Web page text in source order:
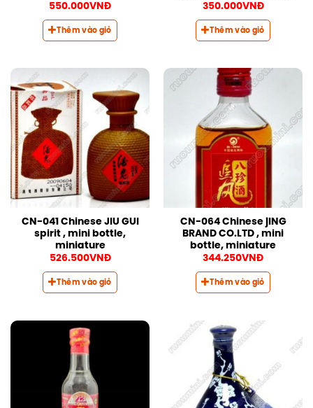
550.000VNĐ
Thêm vào giỏ
350.000VNĐ
Thêm vào giỏ
CN-041 Chinese JIU GUI
spirit , mini bottle,
miniature
526.500VNĐ
Thêm vào giỏ
CN-064 Chinese jING
BRAND CO.LTD , mini
bottle, miniature
344.250VNĐ
Thêm vào giỏ